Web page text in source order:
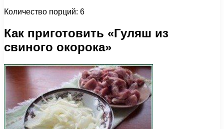
Количество порций: 6
Как приготовить «Гуляш из
свиного окорока»